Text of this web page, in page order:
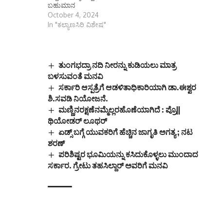
ಬಹುಮಾನ
October 4, 2024
In "ಕಲ್ಯಾಣಸಿರಿ ವಿಶೇಷ"
ತುಂಗಭದ್ರಾ ನದಿ ನೀರನ್ನು ಕುಡಿಯಲು ಮಾತ್ರ
ಬಳಸುವಂತೆ ಮನವಿ
ಸರ್ಕಾರಿ ಆಸ್ಪತ್ರೆಗೆ ಆಡಳಿತಾಧಿಕಾರಿಯಾಗಿ ಡಾ.ಈಶ್ವರ
ಶಿ.ಸವಡಿ ನಿಯೋಜನೆ.
ಮಣ್ಣಿನರಕ್ಷಣೆನಮ್ಮೆಲ್ಲರಹೊಣೆಯಾಗಿದೆ : ಪ್ರೊ||
ಥಿಯೋಡರ್ ಲೂಥರ್
ಏಡ್ಸ್ ಬಗ್ಗೆ ಯುವಕರಿಗೆ ಹೆಚ್ಚಿನ ಜಾಗೃತಿ ಅಗತ್ಯ ; ನಟ
ಶರಣ್
ಪರಿಶಿಷ್ಟರ ಭೂಮಿಯನ್ನು ಕಸಿದುಕೊಳ್ಳಲು ಮುಂದಾದ
ಸರ್ಕಾರ. ಗ್ರೇಟು ತಹಸಿಲ್ದಾರ್ ಅವರಿಗೆ ಮನವಿ